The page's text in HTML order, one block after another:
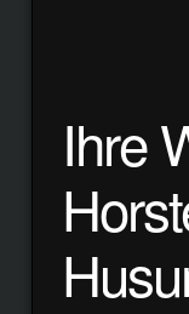
Ihre